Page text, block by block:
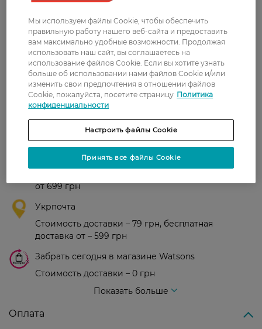
Рейтинг и отзывы
0
З 0 відгуків
0 відгуків
Новая почта
от 699 грн
Укрпочта
Стоимость доставки – 79 грн, бесплатная
доставка от – 599 грн
Забрать сегодня в магазине Watsons
Стоимость доставки – 0 грн
Показать больше
Оплата
Мы используем файлы Cookie, чтобы обеспечить
правильную работу нашего веб-сайта и предоставить
вам максимально удобные возможности. Продолжая
использовать наш сайт, вы соглашаетесь на
использование файлов Cookie. Если вы хотите узнать
больше об использовании нами файлов Cookie и/или
изменить свои предпочтения в отношении файлов
Cookie, пожалуйста, посетите страницу Политика
конфиденциальности
Настроить файлы Cookie
Принять все файлы Cookie